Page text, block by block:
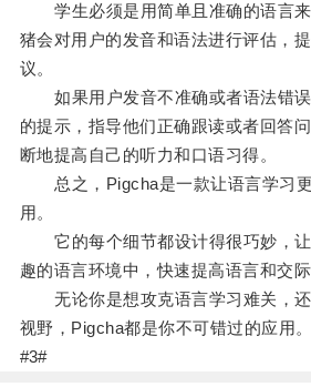
学生必须是用简单且准确的语言来
猪会对用户的发音和语法进行评估，
议。
如果用户发音不准确或者语法错误
的提示，指导他们正确跟读或者回答
断地提高自己的听力和口语习得。
总之，Pigcha是一款让语言学习更
用。
它的每个细节都设计得很巧妙，让
趣的语言环境中，快速提高语言和交际
无论你是想攻克语言学习难关，还
视野，Pigcha都是你不可错过的应用。
#3#